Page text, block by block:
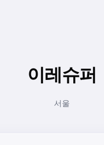
이레슈퍼
서울